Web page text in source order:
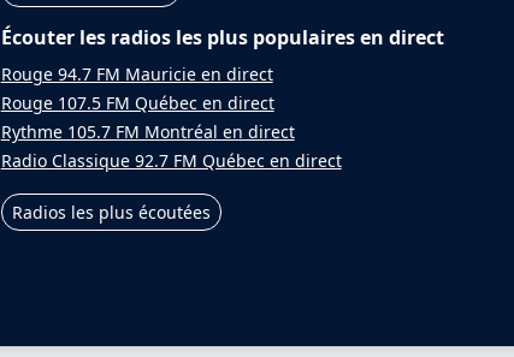
Écouter les radios les plus populaires en direct
Rouge 94.7 FM Mauricie en direct
Rouge 107.5 FM Québec en direct
Rythme 105.7 FM Montréal en direct
Radio Classique 92.7 FM Québec en direct
Radios les plus écoutées